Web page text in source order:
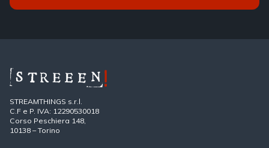
STREAMTHINGS s.r.l.
C.F e P. IVA: 12290530018
Corso Peschiera 148,
10138 – Torino